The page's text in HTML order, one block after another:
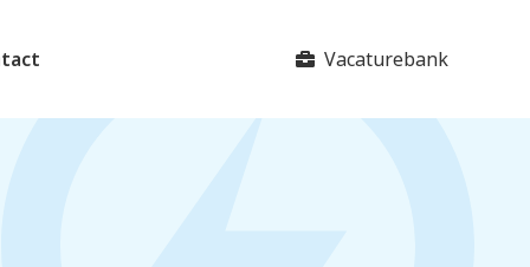
Vacaturebank